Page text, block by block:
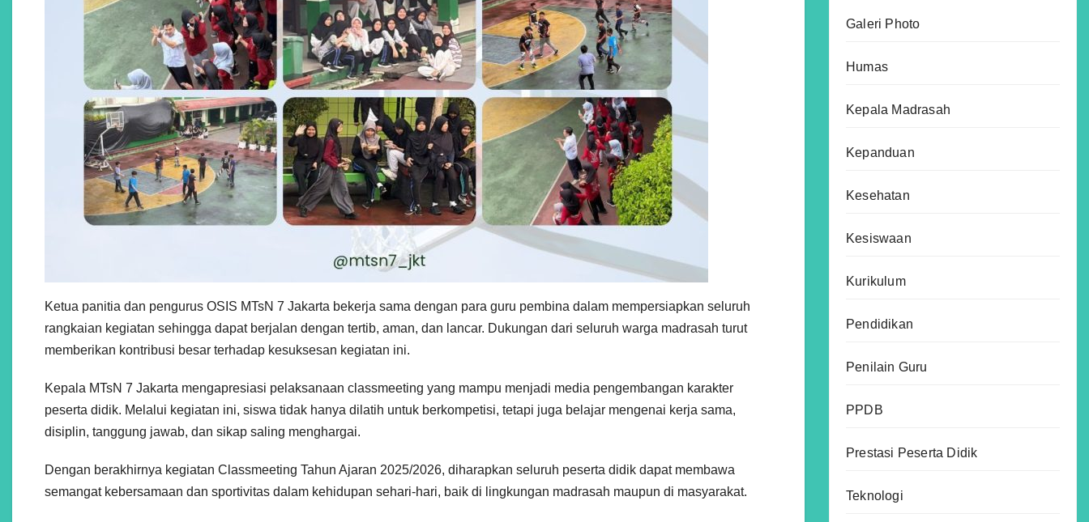
Ketua panitia dan pengurus OSIS MTsN 7 Jakarta bekerja sama dengan para guru pembina dalam mempersiapkan seluruh
rangkaian kegiatan sehingga dapat berjalan dengan tertib, aman, dan lancar. Dukungan dari seluruh warga madrasah turut
memberikan kontribusi besar terhadap kesuksesan kegiatan ini.
Kepala MTsN 7 Jakarta mengapresiasi pelaksanaan classmeeting yang mampu menjadi media pengembangan karakter
peserta didik. Melalui kegiatan ini, siswa tidak hanya dilatih untuk berkompetisi, tetapi juga belajar mengenai kerja sama,
disiplin, tanggung jawab, dan sikap saling menghargai.
Dengan berakhirnya kegiatan Classmeeting Tahun Ajaran 2025/2026, diharapkan seluruh peserta didik dapat membawa
semangat kebersamaan dan sportivitas dalam kehidupan sehari-hari, baik di lingkungan madrasah maupun di masyarakat.
Galeri Photo
Humas
Kepala Madrasah
Kepanduan
Kesehatan
Kesiswaan
Kurikulum
Pendidikan
Penilain Guru
PPDB
Prestasi Peserta Didik
Teknologi